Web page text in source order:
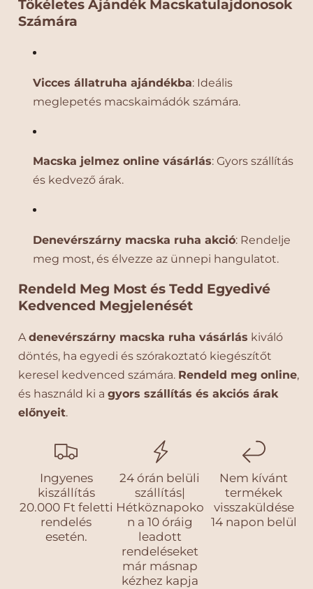
n
y
é
g
é
e
c
s
k
e
n
é
s
n
g
é
n
ö
é
s
Tökéletes Ajándék Macskatulajdonosok
Számára
Vicces állatruha ajándékba: Ideális
meglepetés macskaimádók számára.
Macska jelmez online vásárlás: Gyors szállítás
és kedvező árak.
Denevérszárny macska ruha akció: Rendelje
meg most, és élvezze az ünnepi hangulatot.
Rendeld Meg Most és Tedd Egyedivé
Kedvenced Megjelenését
Adenevérszárny macska ruha vásárlás kiváló
döntés, ha egyedi és szórakoztató kiegészítőt
keresel kedvenced számára. Rendeld meg online,
és használd ki a gyors szállítás és akciós árak
előnyeit.
Ingyenes
kiszállítás
20.000 Ft feletti
rendelés
esetén.
24 órán belüli
szállítás|
Hétköznapoko
n a 10 óráig
leadott
rendeléseket
már másnap
kézhez kapja
Nem kívánt
termékek
visszaküldése
14 napon belül